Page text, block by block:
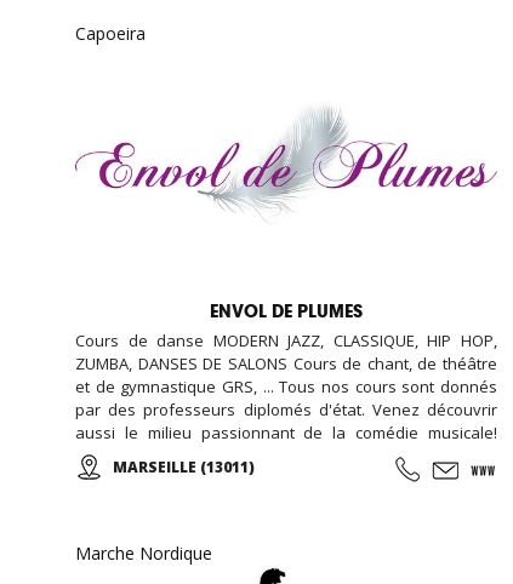
Capoeira
ENVOL DE PLUMES
Cours de danse MODERN JAZZ, CLASSIQUE, HIP HOP,
ZUMBA, DANSES DE SALONS Cours de chant, de théâtre
et de gymnastique GRS, ... Tous nos cours sont donnés
par des professeurs diplomés d'état. Venez découvrir
aussi le milieu passionnant de la comédie musicale!
Enfants, Ados et Adultes. Stages vacances,
Anniversaires, ... Cours d'essai offert !
MARSEILLE (13011)
Marche Nordique